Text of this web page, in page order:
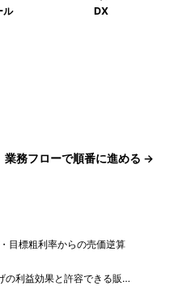
ル DX
業務フローで順番に進める →
目標粗利率からの売価逆算
値上げの利益効果と許容できる販売減を試算